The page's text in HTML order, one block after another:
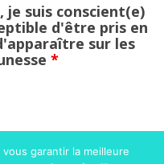
je suis conscient(e)
d'être pris en
sur les
*
garantir la meilleure